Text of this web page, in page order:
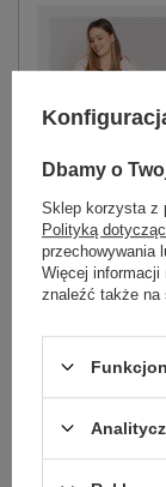
czerwony
Dbamy o
Sklep korzysta z
Polityką
przechowywania
Więcej informacji
znaleźć także na